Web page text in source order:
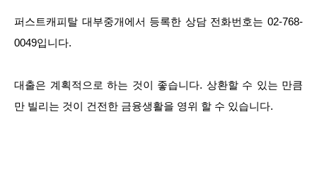
퍼스트캐피탈 대부중개에서 등록한 상담 전화번호는 02-768-
0049입니다.
대출은 계획적으로 하는 것이 좋습니다. 상환할 수 있는 만큼
만 빌리는 것이 건전한 금융생활을 영위 할 수 있습니다.